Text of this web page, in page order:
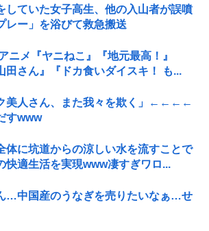
していた女子高生、他の入山者が誤噴
レー」を浴びて救急搬送
ニメ『ヤニねこ』『地元最高！』
田さん』『ドカ食いダイスキ！ も...
ク美人さん、また我々を欺く」←←←←
すwww
体に坑道からの涼しい水を流すことで
快適生活を実現www凄すぎワロ...
…中国産のうなぎを売りたいなぁ…せ